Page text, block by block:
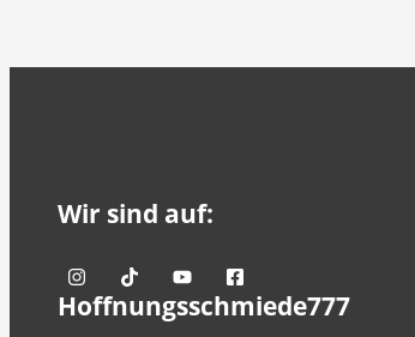
Wir sind auf:
Hoffnungsschmiede777